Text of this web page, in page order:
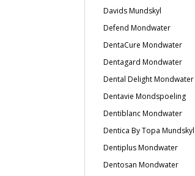
Davids Mundskyl
Defend Mondwater
DentaCure Mondwater
Dentagard Mondwater
Dental Delight Mondwater
Dentavie Mondspoeling
Dentiblanc Mondwater
Dentica By Topa Mundskyl
Dentiplus Mondwater
Dentosan Mondwater